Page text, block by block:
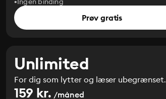
Prøv gratis
Unlimited
For dig som lytter og læser ubegrænset.
159 kr. /måned